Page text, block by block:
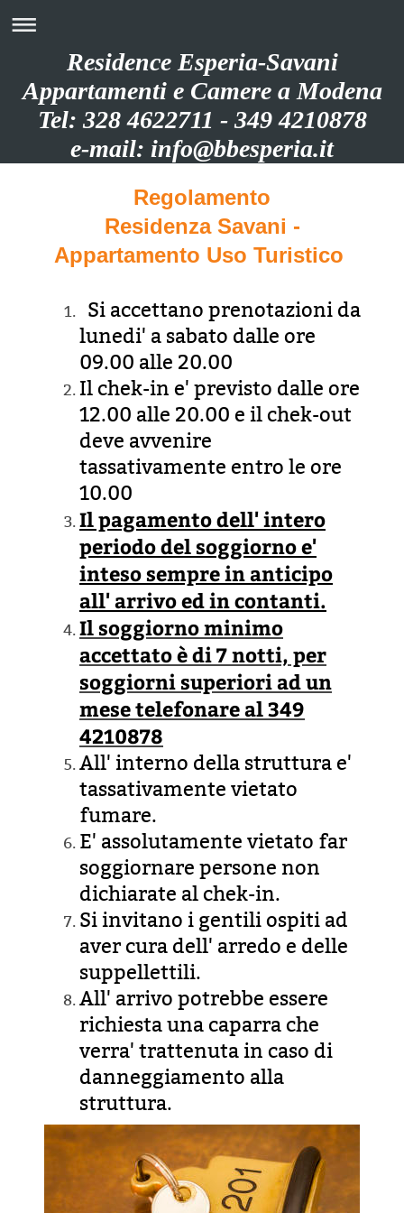
Residence Esperia-Savani
Appartamenti e Camere a Modena
Tel: 328 4622711 - 349 4210878
e-mail: info@bbesperia.it
Regolamento
Residenza Savani -
Appartamento Uso Turistico
Si accettano prenotazioni da
lunedi' a sabato dalle ore
09.00 alle 20.00
Il chek-in e' previsto dalle ore
12.00 alle 20.00 e il chek-out
deve avvenire
tassativamente entro le ore
10.00
Il pagamento dell' intero
periodo del soggiorno e'
inteso sempre in anticipo
all' arrivo ed in contanti.
Il soggiorno minimo
accettato è di 7 notti, per
soggiorni superiori ad un
mese telefonare al 349
4210878
All' interno della struttura e'
tassativamente vietato
fumare.
E' assolutamente vietato far
soggiornare persone non
dichiarate al chek-in.
Si invitano i gentili ospiti ad
aver cura dell' arredo e delle
suppellettili.
All' arrivo potrebbe essere
richiesta una caparra che
verra' trattenuta in caso di
danneggiamento alla
struttura.